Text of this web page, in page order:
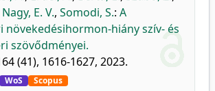
Nagy, E. V., Somodi, S.: A
hiány szív- és
szövődményei.
(41), 1616-1627, 2023.
WoS Scopus